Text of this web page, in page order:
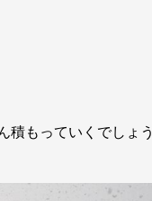
積もっていくでしょう